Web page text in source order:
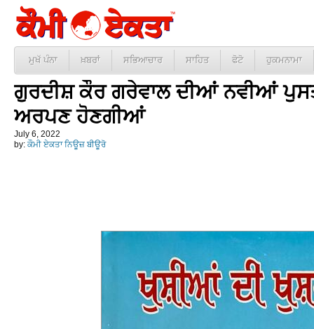
ਮੁਖੱ ਪੰਨਾ ਖ਼ਬਰਾਂ ਸਭਿਆਚਾਰ ਸਾਹਿਤ ਫੋਟੋ ਹੁਕਮਨਾਮਾ
ਗੁਰਦੀਸ਼ ਕੌਰ ਗਰੇਵਾਲ ਦੀਆਂ ਨਵੀਆਂ
ਅਰਪਣ ਹੋਣਗੀਆਂ
July 6, 2022
by: ਕੌਮੀ ਏਕਤਾ ਨਿਊਜ਼ ਬੀਊਰੋ